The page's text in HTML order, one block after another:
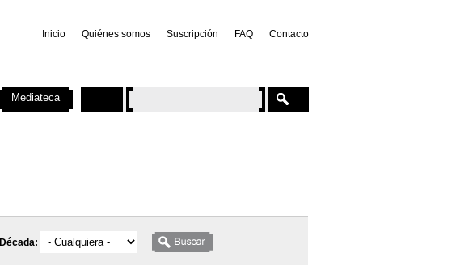
Inicio Quiénes somos Suscripción FAQ Contacto
Década:
Mediateca